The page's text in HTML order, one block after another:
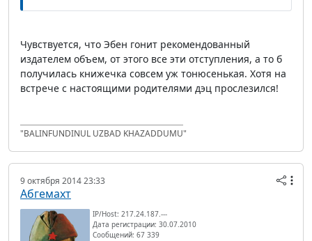
Чувствуется, что Эбен гонит рекомендованный
издателем объем, от этого все эти отступления, а то б
получилась книжечка совсем уж тонюсенькая. Хотя на
встрече с настоящими родителями дэц прослезился!
"BALINFUNDINUL UZBAD KHAZADDUMU"
9 октября 2014 23:33
Абгемахт
IP/Host: 217.24.187.---
Дата регистрации: 30.07.2010
Сообщений: 67 339